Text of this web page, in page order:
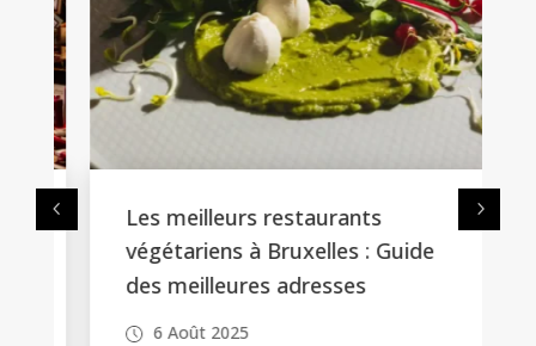
Les meilleurs restaurants
végétariens à Bruxelles : Guide
des meilleures adresses
6 Août 2025